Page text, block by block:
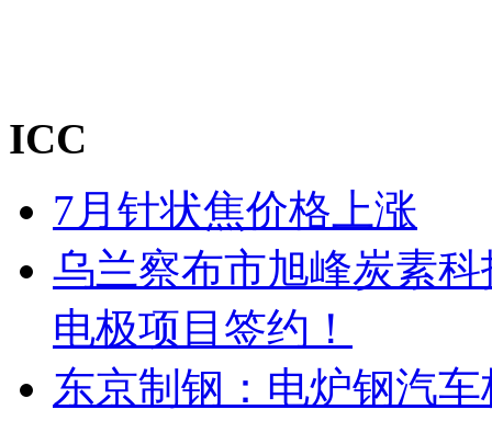
ICC
7月针状焦价格上涨
乌兰察布市旭峰炭素
电极项目签约！
东京制钢：电炉钢汽